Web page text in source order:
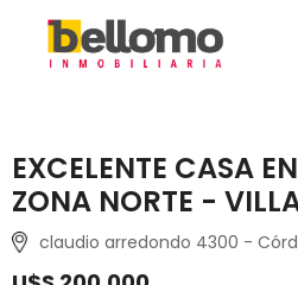
EXCELENTE CASA
ZONA NORTE -
claudio arredondo 4300 -